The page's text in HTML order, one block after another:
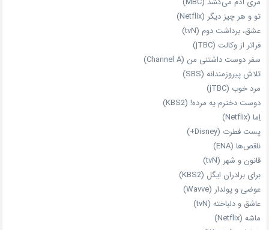
تو و هر چیز دیگر (Netflix)
عشق، برداشت دوم (tvN)
فراتر از وکالت (jTBC)
سفر دوست‌ داشتنی من (Channel A)
تلاش پیروزمندانه (SBS)
مرد خوب (jTBC)
دوست دخترم یه مرده! (KBS2)
اِما (Netflix)
پست فطرت (Disney+)
ناقص‌ها (ENA)
قانون و شهر (tvN)
برای برادران ایگل (KBS2)
عوضی و پولدار (Wavve)
عاشق و دلباخته (tvN)
ماشه (Netflix)